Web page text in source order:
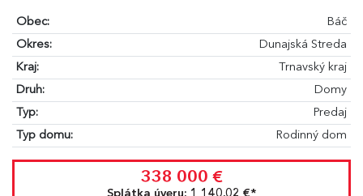
Obec:
Báč
Okres:
Dunajská Streda
Kraj:
Trnavský kraj
Druh:
Domy
Typ:
Predaj
Typ domu:
Rodinný dom
338 000 €